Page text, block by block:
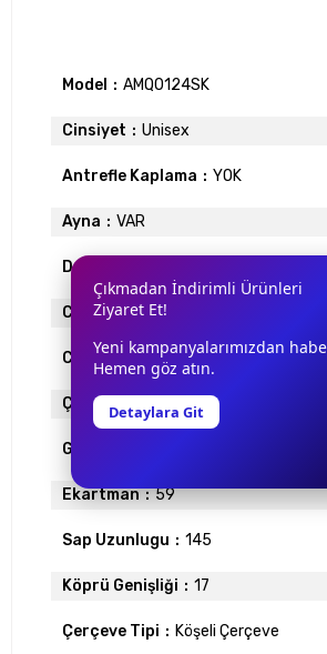
Model AMQ0124SK
Cinsiyet Unisex
Antrefle Kaplama YOK
Ayna VAR
Degrade
Cam Materyali
Cam Rengi FÜME
Çerçeve Materyali
Gövde Rengi
Ekartman 59
Sap Uzunlugu 145
Köprü Genişliği 17
Çerçeve Tipi Köşeli Çerçeve
Çıkmadan İndirimli Ürünleri
Ziyaret Et!
Yeni kampanyalarımızdan
Hemen göz atın.
Detaylara Git